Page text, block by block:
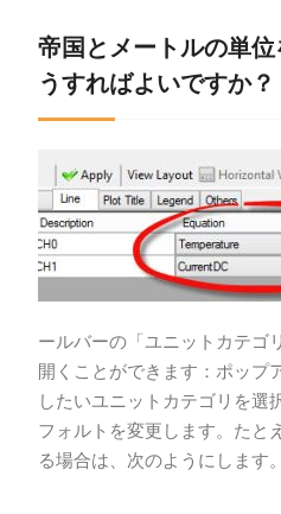
帝国とメートルの単
うすればよいですか？
ールバーの「ユニットカテゴ
開くことができます：ポップ
したいユニットカテゴリを選
フォルトを変更します。たと
る場合は、次のようにします。